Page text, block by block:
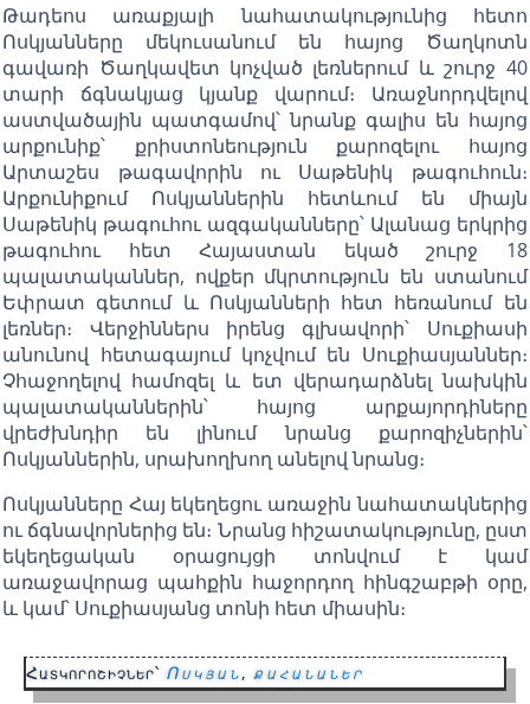
Թադեոս առաքյալի նահատակությունից հետո
Ոսկյանները մեկուսանում են հայոց Ծաղկոտն
գավառի Ծաղկավետ կոչված լեռներում և շուրջ 40
տարի ճգնակյաց կյանք վարում։ Առաջնորդվելով
աստվածային պատգամով՝ նրանք գալիս են հայոց
արքունիք՝ քրիստոնեություն քարոզելու հայոց
Արտաշես թագավորին ու Սաթենիկ թագուհուն։
Արքունիքում Ոսկյաններին հետևում են միայն
Սաթենիկ թագուհու ազգականները՝ Ալանաց երկրից
թագուհու հետ Հայաստան եկած շուրջ 18
պալատականներ, ովքեր մկրտություն են ստանում
Եփրատ գետում և Ոսկյանների հետ հեռանում են
լեռներ։ Վերջիններս իրենց գլխավորի՝ Սուքիասի
անունով հետագայում կոչվում են Սուքիասյաններ։
Չհաջողելով համոզել և ետ վերադարձնել նախկին
պալատականներին՝ հայոց արքայորդիները
վրեժխնդիր են լինում նրանց քարոզիչներին՝
Ոսկյաններին, սրախողխող անելով նրանց։
Ոսկյանները Հայ եկեղեցու առաջին նահատակներից
ու ճգնավորներից են։ Նրանց հիշատակությունը, ըստ
եկեղեցական օրացույցի տոնվում է կամ
առաջավորաց պահքին հաջորդող հինգշաբթի օրը,
և կամ՝ Սուքիասյանց տոնի հետ միասին։
Հատկորոշիչներ՝ Ոսկյան, քահանաներ